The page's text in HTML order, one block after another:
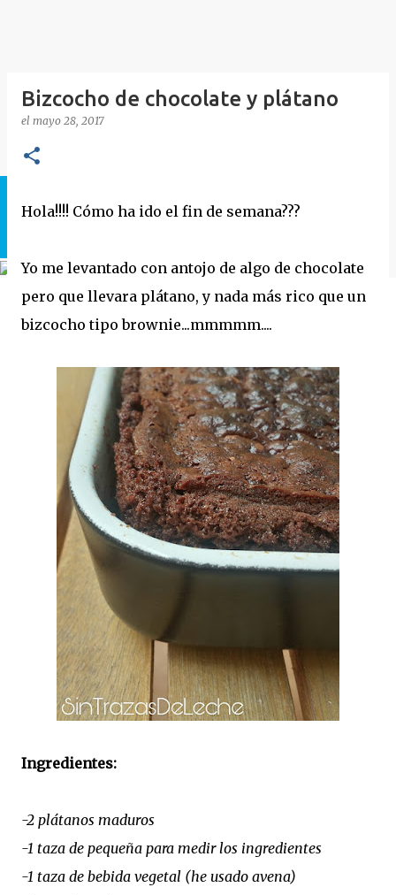
Bizcocho de chocolate y plátano
el mayo 28, 2017
Hola!!!! Cómo ha ido el fin de semana???
Yo me levantado con antojo de algo de chocolate
pero que llevara plátano, y nada más rico que un
bizcocho tipo brownie...mmmmm....
Ingredientes:
-2 plátanos maduros
-1 taza de pequeña para medir los ingredientes
-1 taza de bebida vegetal (he usado avena)